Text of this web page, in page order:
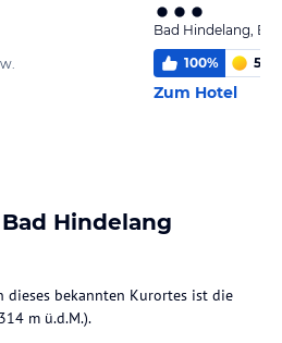
Bad Hindelang,
100% 5,9
Zum Hotel
Hindelang
dieses bekannten Kurortes ist die
m ü.d.M.).